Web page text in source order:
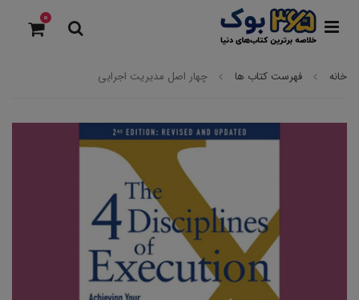
0
خانه فهرست کتاب ها چهار اصل مدیریت اجرایی